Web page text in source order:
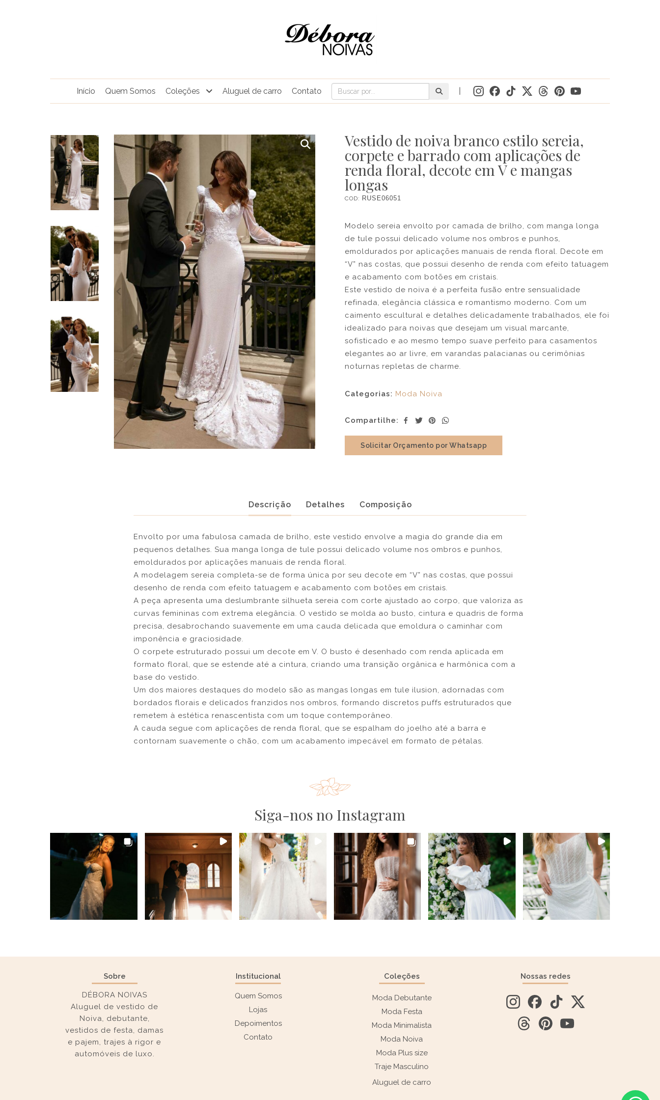
Início Quem Somos Coleções Aluguel de carro Contato
Vestido de noiva branco estilo sereia,
corpete e barrado com aplicações de
renda floral, decote em V e mangas
longas
COD: RUSE06051
Modelo sereia envolto por camada de brilho, com manga longa
de tule possui delicado volume nos ombros e punhos,
emoldurados por aplicações manuais de renda floral. Decote em
“V” nas costas, que possui desenho de renda com efeito tatuagem
e acabamento com botões em cristais.
Este vestido de noiva é a perfeita fusão entre sensualidade
refinada, elegância clássica e romantismo moderno. Com um
caimento escultural e detalhes delicadamente trabalhados, ele foi
idealizado para noivas que desejam um visual marcante,
sofisticado e ao mesmo tempo suave perfeito para casamentos
elegantes ao ar livre, em varandas palacianas ou cerimônias
noturnas repletas de charme.
Categorias: Moda Noiva
Compartilhe:
Solicitar Orçamento por Whatsapp
Descrição Detalhes Composição
Envolto por uma fabulosa camada de brilho, este vestido envolve a magia do grande dia em
pequenos detalhes. Sua manga longa de tule possui delicado volume nos ombros e punhos,
emoldurados por aplicações manuais de renda floral.
A modelagem sereia completa-se de forma única por seu decote em “V” nas costas, que possui
desenho de renda com efeito tatuagem e acabamento com botões em cristais.
A peça apresenta uma deslumbrante silhueta sereia com corte ajustado ao corpo, que valoriza as
curvas femininas com extrema elegância. O vestido se molda ao busto, cintura e quadris de forma
precisa, desabrochando suavemente em uma cauda delicada que emoldura o caminhar com
imponência e graciosidade.
O corpete estruturado possui um decote em V. O busto é desenhado com renda aplicada em
formato floral, que se estende até a cintura, criando uma transição orgânica e harmônica com a
base do vestido.
Um dos maiores destaques do modelo são as mangas longas em tule ilusion, adornadas com
bordados florais e delicados franzidos nos ombros, formando discretos puffs estruturados que
remetem à estética renascentista com um toque contemporâneo.
A cauda segue com aplicações de renda floral, que se espalham do joelho até a barra e
contornam suavemente o chão, com um acabamento impecável em formato de pétalas.
Siga-nos no Instagram
Sobre
DÉBORA NOIVAS
Aluguel de vestido de
Noiva, debutante,
vestidos de festa, damas
e pajem, trajes à rigor e
automóveis de luxo.
Institucional
Quem Somos
Lojas
Depoimentos
Contato
Coleções
Moda Debutante
Moda Festa
Moda Minimalista
Moda Noiva
Moda Plus size
Traje Masculino
Aluguel de carro
Nossas redes